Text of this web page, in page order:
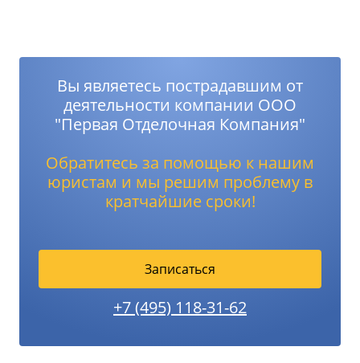
Вы являетесь пострадавшим от
деятельности компании ООО
"Первая Отделочная Компания"
Обратитесь за помощью к нашим
юристам и мы решим проблему в
кратчайшие сроки!
Записаться
+7 (495) 118-31-62